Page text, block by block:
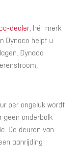
dealer, hét merk
Dynaco helpt u
Dynaco
per ongeluk wordt
geen onderbalk
De deuren van
aanrijding